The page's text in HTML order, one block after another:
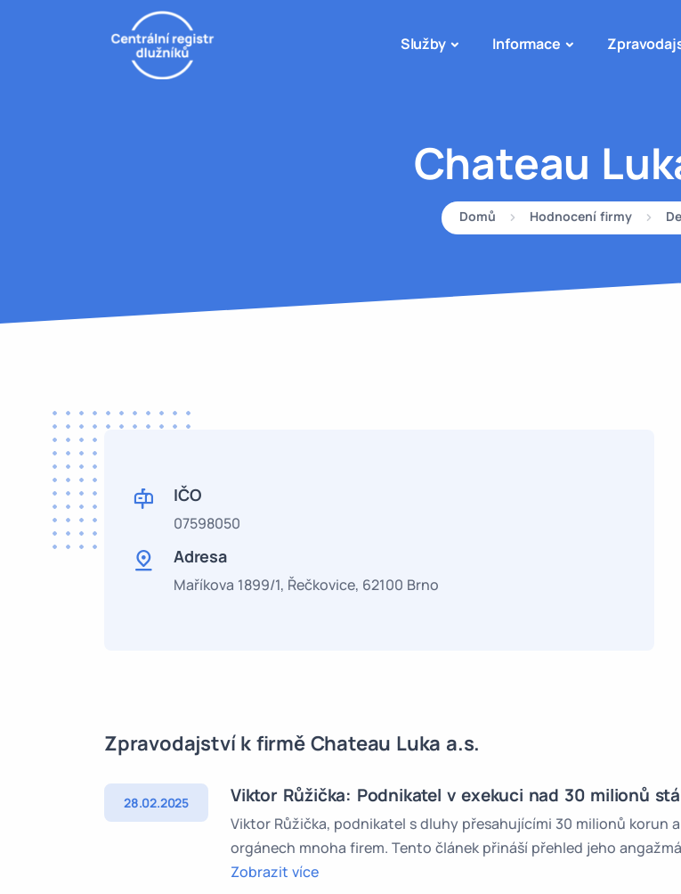
Služby Informace
Chateau
Domů Hodnocení firmy
IČO
07598050
Adresa
Maříkova 1899/1, Řečkovice, 62100 Brno
Zpravodajství k firmě Chateau Luka a.s.
28.02.2025 Viktor Růžička: Podnikatel v exekuci nad 30 milionů
Viktor Růžička, podnikatel s dluhy přesahujícími 30 milionů
orgánech mnoha firem. Tento článek přináší přehled jeho
Zobrazit více